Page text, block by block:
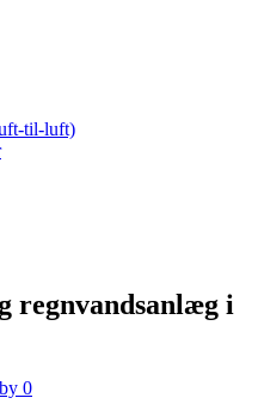
til-luft)
regnvandsanlæg i
0